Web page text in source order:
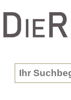
Search